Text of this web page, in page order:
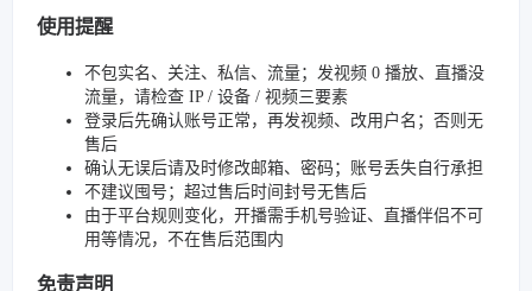
使用提醒
不包实名、关注、私信、流量；发视频 0 播放、直播没
流量，请检查 IP / 设备 / 视频三要素
登录后先确认账号正常，再发视频、改用户名；否则无
售后
确认无误后请及时修改邮箱、密码；账号丢失自行承担
不建议囤号；超过售后时间封号无售后
由于平台规则变化，开播需手机号验证、直播伴侣不可
用等情况，不在售后范围内
免责声明